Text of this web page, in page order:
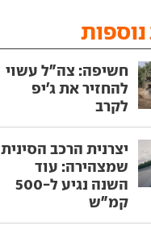
חשיפה: צה"ל עשוי
להחזיר את ג'יפ
לקרב
יצרנית הרכב הסינית
שמצהירה: עוד
השנה נגיע ל-500
קמ"ש